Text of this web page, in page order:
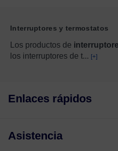
Interruptores y termostatos
Los productos de
los interruptores de t... [+]
Enlaces rápidos
Asistencia